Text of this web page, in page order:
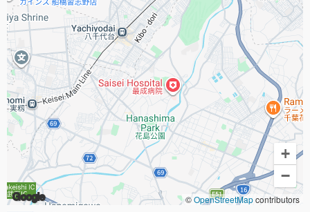
Google
+
−
©OpenStreetMapcontributors